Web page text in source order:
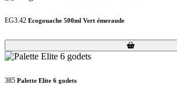
EG3.42 Ecogouache 500ml Vert émeraude
Loading...
Loading...
385 Palette Elite 6 godets